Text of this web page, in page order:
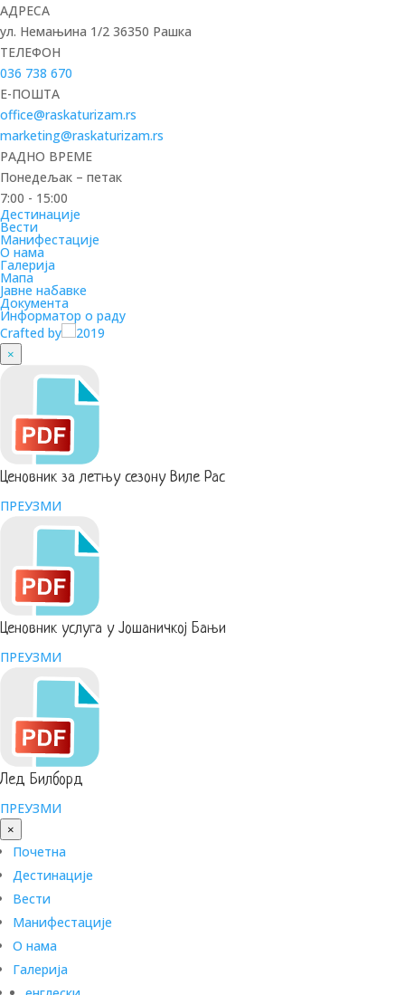
АДРЕСА
ул. Немањина 1/2 36350 Рашка
ТЕЛЕФОН
036 738 670
E-ПОШТА
office@raskaturizam.rs
marketing@raskaturizam.rs
РАДНО ВРЕМЕ
Понедељак – петак
7:00 - 15:00
Дестинације
Вести
Манифестације
О нама
Галерија
Мапа
Јавне набавке
Документа
Информатор о раду
Crafted by
2019
×
Ценовник за летњу сезону Виле Рас
ПРЕУЗМИ
Ценовник услуга у Јошаничкој Бањи
ПРЕУЗМИ
Лед Билборд
ПРЕУЗМИ
×
Почетна
Дестинације
Вести
Манифестације
О нама
Галерија